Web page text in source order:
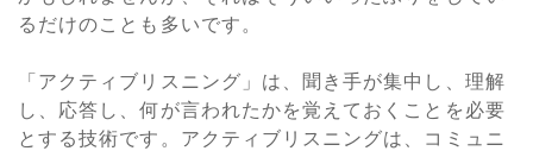
るだけのことも多いです。
「アクティブリスニング」は、聞き手が集中し、理解
し、応答し、何が言われたかを覚えておくことを必要
とする技術です。アクティブリスニングは、コミュニ